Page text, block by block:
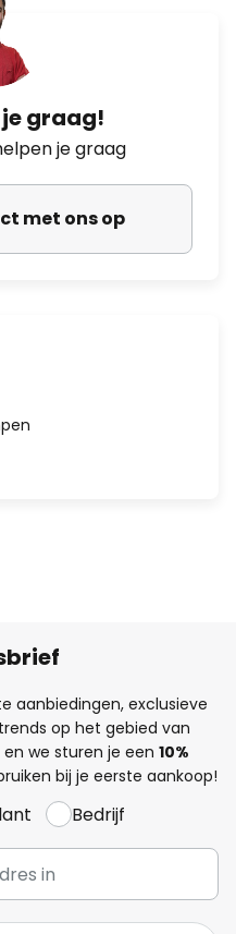
graag!
je graag
met ons op
aanbiedingen, exclusieve
op het gebied van
we sturen je een 10%
bij je eerste aankoop!
Bedrijf